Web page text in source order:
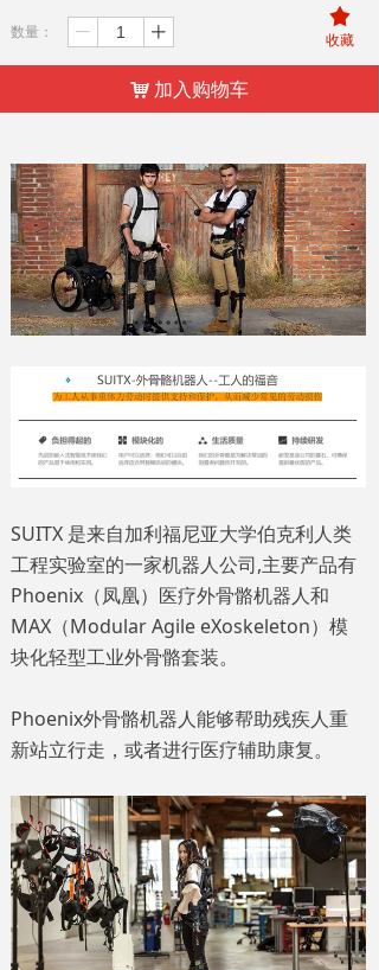
낙 加入购物车
数量： ꄷ ꄸ
SUITX 是来自加利福尼亚大学伯克利人类
工程实验室的一家机器人公司,主要产品有
Phoenix（凤凰）医疗外骨骼机器人和
MAX（Modular Agile eXoskeleton）模
块化轻型工业外骨骼套装。
Phoenix外骨骼机器人能够帮助残疾人重
新站立行走，或者进行医疗辅助康复。
끄
收藏